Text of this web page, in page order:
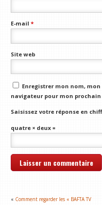
E-mail*
Site web
Enregistrer mon nom,
navigateur pour mon
Saisissez votre réponse en
quatre × deux =
« Comment regarder les « BAFTA TV